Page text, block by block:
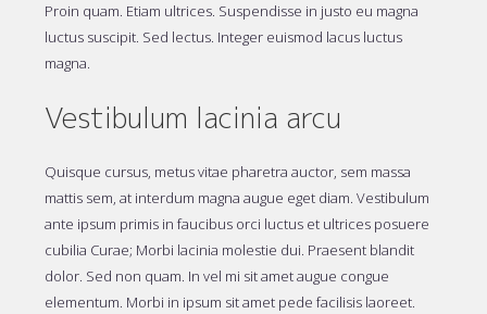
Proin quam. Etiam ultrices. Suspendisse in justo eu magna
luctus suscipit. Sed lectus. Integer euismod lacus luctus
magna.
Vestibulum lacinia arcu
Quisque cursus, metus vitae pharetra auctor, sem massa
mattis sem, at interdum magna augue eget diam. Vestibulum
ante ipsum primis in faucibus orci luctus et ultrices posuere
cubilia Curae; Morbi lacinia molestie dui. Praesent blandit
dolor. Sed non quam. In vel mi sit amet augue congue
elementum. Morbi in ipsum sit amet pede facilisis laoreet.